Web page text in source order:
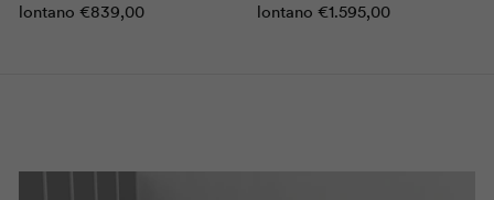
lontano €839,00 lontano €1.595,00